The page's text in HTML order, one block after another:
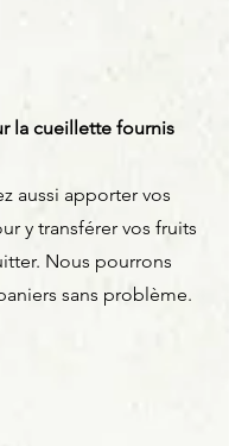
la cueillette fournis
aussi apporter vos
y transférer vos fruits
Nous pourrons
sans problème.